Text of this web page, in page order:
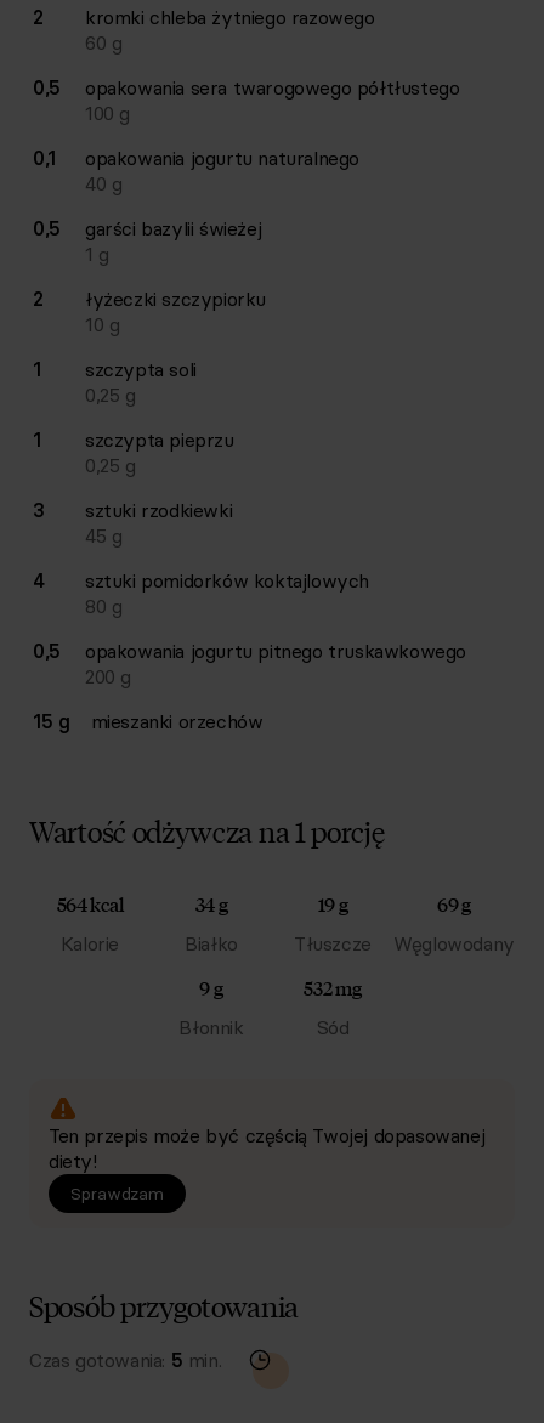
Lista składników przepisu z ilościami i wagami
Ilość Składnik
2 kromki chleba żytniego razowego
60 g
0,5
opakowania sera twarogowego półtłustego
100 g
0,1
opakowania jogurtu naturalnego
40 g
0,5
garści bazylii świeżej
1 g
2
łyżeczki szczypiorku
10 g
1
szczypta soli
0,25 g
1
szczypta pieprzu
0,25 g
3
sztuki rzodkiewki
45 g
4
sztuki pomidorków koktajlowych
80 g
0,5
opakowania jogurtu pitnego truskawkowego
200 g
15 g
mieszanki orzechów
Wartość odżywcza na 1 porcję
564 kcal
Kalorie
34 g
Białko
19 g
Tłuszcze
69 g
Węglowodany
9 g
Błonnik
532 mg
Sód
Ten przepis może być częścią Twojej dopasowanej
diety!
Sprawdzam
Sposób przygotowania
Czas gotowania: 5 min.